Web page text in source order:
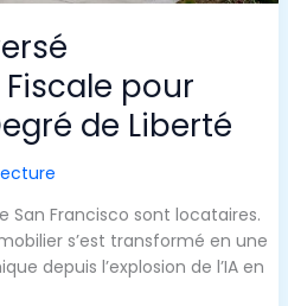
pour
de Liberté
San Francisco sont locataires.
s’est transformé en une
depuis l’explosion de l’IA en